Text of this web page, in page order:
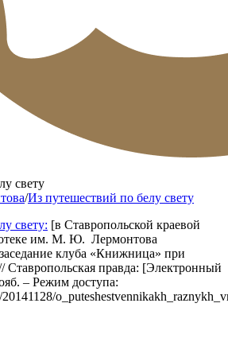
свету
/Из путешествий по белу свету
свету: [в Ставропольской краевой
им. М. Ю. Лермонтова
клуба «Книжница» при
Ставропольская правда: [Электронный
– Режим доступа: